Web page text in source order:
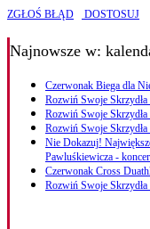
ZGŁOŚ BŁĄD DOSTOSUJ
Najnowsze w:
Czerwonak Biega dla
Rozwiń Swoje
Rozwiń Swoje
Rozwiń Swoje
Nie Dokazuj!
Pawluśkiewicza -
Czerwonak Cross
Rozwiń Swoje